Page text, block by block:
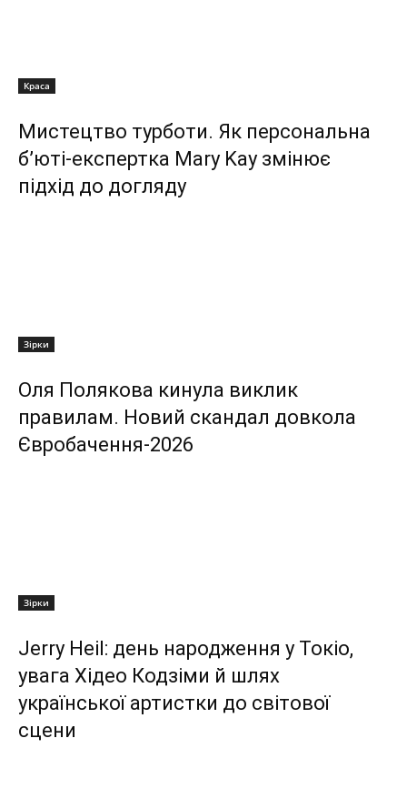
Краса
Мистецтво турботи. Як персональна
б’юті-експертка Mary Kay змінює
підхід до догляду
Зірки
Оля Полякова кинула виклик
правилам. Новий скандал довкола
Євробачення-2026
Зірки
Jerry Heil: день народження у Токіо,
увага Хідео Кодзіми й шлях
української артистки до світової
сцени